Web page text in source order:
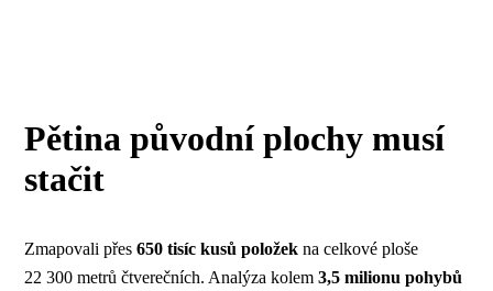
Pětina původní plochy musí
stačit
Zmapovali přes650 tisíc kusů položek na celkové ploše
22 300 metrů čtverečních. Analýza kolem3,5 milionu pohybů